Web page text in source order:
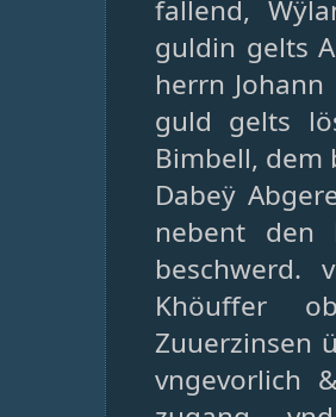
fallend,
guldin gelts
herrn
guld gelts
Bimbell, dem
Dabeÿ
nebent den
Khöuffer
Zuuerzinsen
vngevorlich